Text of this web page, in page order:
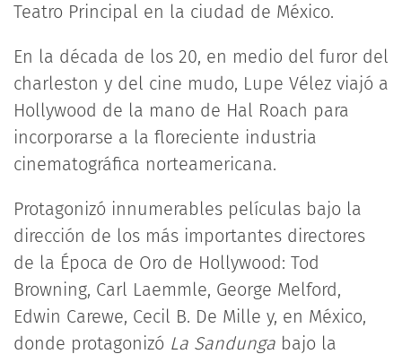
Teatro Principal en la ciudad de México.
En la década de los 20, en medio del furor del
charleston y del cine mudo, Lupe Vélez ­viajó a
Hollywood de la mano de Hal Roach para
incorporarse a la floreciente industria
cinematográfica norteamericana.
Protagonizó innumerables películas bajo la
dirección de los más importantes directores
de la Época de Oro de Hollywood: Tod
Browning, Carl Laemmle, George Melford,
Edwin Carewe, Cecil B. De Mille y, en México,
donde protagonizó La Sandunga bajo la